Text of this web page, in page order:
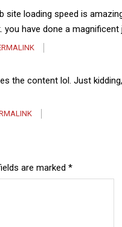
site loading speed is
you have done a
the content lol. Just
are marked *